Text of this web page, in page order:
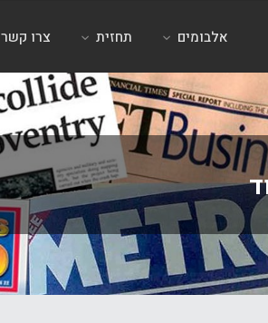
אלבומים תחזית צרו קשר